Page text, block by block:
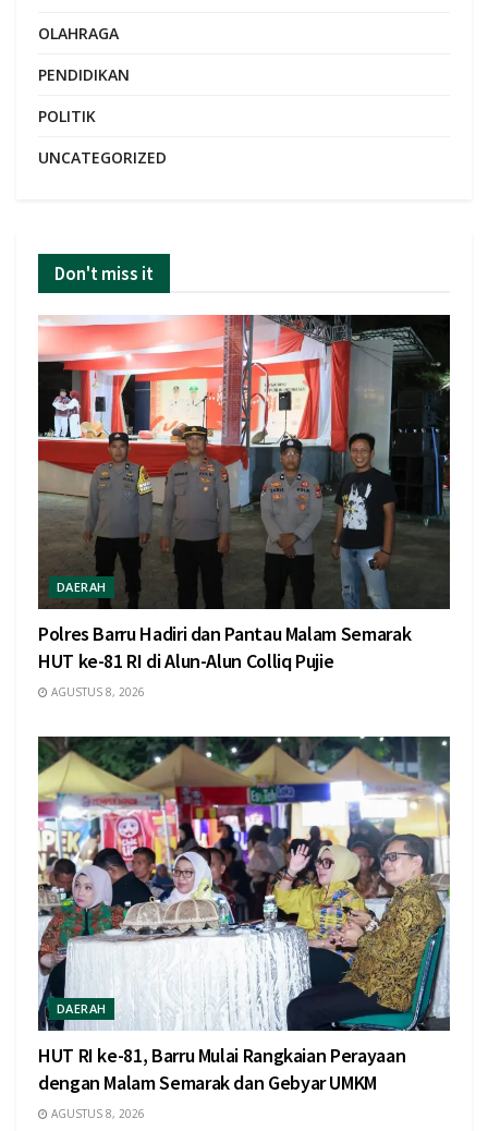
OLAHRAGA
PENDIDIKAN
POLITIK
UNCATEGORIZED
Don't miss it
DAERAH
Polres Barru Hadiri dan Pantau Malam Semarak
HUT ke-81 RI di Alun-Alun Colliq Pujie
AGUSTUS 8, 2026
DAERAH
HUT RI ke-81, Barru Mulai Rangkaian Perayaan
dengan Malam Semarak dan Gebyar UMKM
AGUSTUS 8, 2026